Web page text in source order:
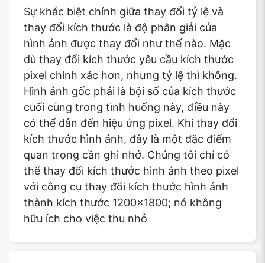
Sự khác biệt chính giữa thay đổi tỷ lệ và
thay đổi kích thước là độ phân giải của
hình ảnh được thay đổi như thế nào. Mặc
dù thay đổi kích thước yêu cầu kích thước
pixel chính xác hơn, nhưng tỷ lệ thì không.
Hình ảnh gốc phải là bội số của kích thước
cuối cùng trong tình huống này, điều này
có thể dẫn đến hiệu ứng pixel. Khi thay đổi
kích thước hình ảnh, đây là một đặc điểm
quan trọng cần ghi nhớ. Chúng tôi chỉ có
thể thay đổi kích thước hình ảnh theo pixel
với công cụ thay đổi kích thước hình ảnh
thành kích thước 1200x1800; nó không
hữu ích cho việc thu nhỏ